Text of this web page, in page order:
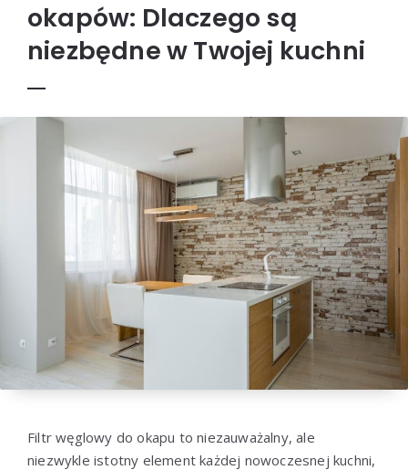
okapów: Dlaczego są
niezbędne w Twojej kuchni
Filtr węglowy do okapu to niezauważalny, ale
niezwykle istotny element każdej nowoczesnej kuchni,